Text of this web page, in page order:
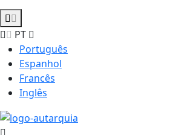
PT
Português
Espanhol
Francês
Inglês